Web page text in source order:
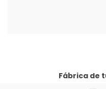
Fábrica de